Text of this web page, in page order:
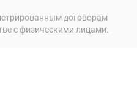
договорам
с физическими лицами.